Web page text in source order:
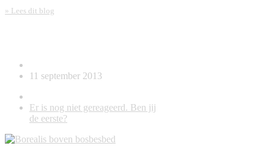
» Lees dit blog
11 september 2013
Er is nog niet gereageerd. Ben jij
de eerste?